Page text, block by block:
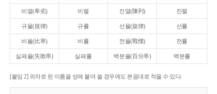
비열(卑劣) 비렬 진열(陳列) 진렬
규율(規律) 규률 선율(旋律) 선률
비율(比率) 비률 전율(戰慄) 전률
실패율(失敗率) 실패률 백분율(百分率) 백분률
[붙임 2] 외자로 된 이름을 성에 붙여 쓸 경우에도 본음대로 적을 수 있다.